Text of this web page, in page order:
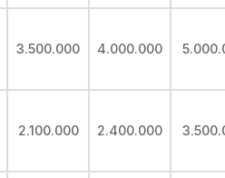
3.500.000 4.000.000
2.100.000 2.400.000